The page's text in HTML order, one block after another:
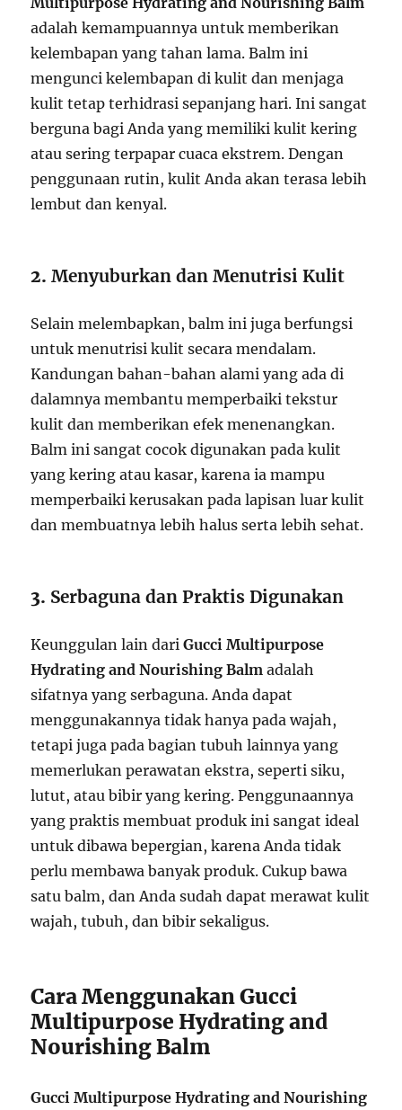
adalah kemampuannya untuk memberikan
kelembapan yang tahan lama. Balm ini
mengunci kelembapan di kulit dan menjaga
kulit tetap terhidrasi sepanjang hari. Ini sangat
berguna bagi Anda yang memiliki kulit kering
atau sering terpapar cuaca ekstrem. Dengan
penggunaan rutin, kulit Anda akan terasa lebih
lembut dan kenyal.
2.Menyuburkan dan Menutrisi Kulit
Selain melembapkan, balm ini juga berfungsi
untuk menutrisi kulit secara mendalam.
Kandungan bahan-bahan alami yang ada di
dalamnya membantu memperbaiki tekstur
kulit dan memberikan efek menenangkan.
Balm ini sangat cocok digunakan pada kulit
yang kering atau kasar, karena ia mampu
memperbaiki kerusakan pada lapisan luar kulit
dan membuatnya lebih halus serta lebih sehat.
3. Serbaguna dan Praktis Digunakan
Keunggulan lain dariGucci Multipurpose
Hydrating and Nourishing Balm adalah
sifatnya yang serbaguna. Anda dapat
menggunakannya tidak hanya pada wajah,
tetapi juga pada bagian tubuh lainnya yang
memerlukan perawatan ekstra, seperti siku,
lutut, atau bibir yang kering. Penggunaannya
yang praktis membuat produk ini sangat ideal
untuk dibawa bepergian, karena Anda tidak
perlu membawa banyak produk. Cukup bawa
satu balm, dan Anda sudah dapat merawat kulit
wajah, tubuh, dan bibir sekaligus.
Cara Menggunakan Gucci
Multipurpose Hydrating and
Nourishing Balm
Gucci Multipurpose Hydrating and Nourishing